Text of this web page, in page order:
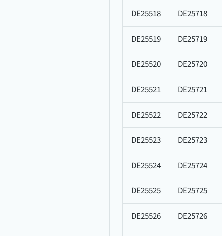
DE25518 DE25718
DE25519 DE25719
DE25520 DE25720
DE25521 DE25721
DE25522 DE25722
DE25523 DE25723
DE25524 DE25724
DE25525 DE25725
DE25526 DE25726